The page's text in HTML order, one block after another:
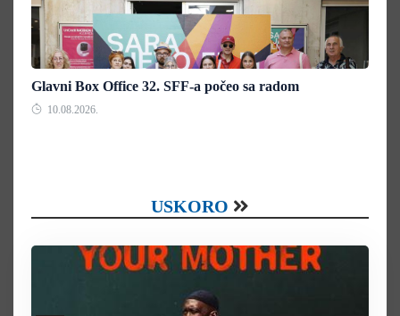
Glavni Box Office 32. SFF-a počeo sa radom
10.08.2026.
USKORO